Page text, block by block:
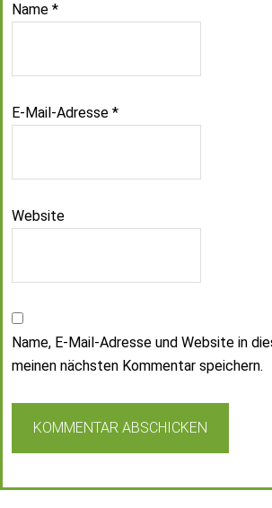
Name *
E-Mail-Adresse *
Website
Name, E-Mail-Adresse und Website in
meinen nächsten Kommentar speichern.